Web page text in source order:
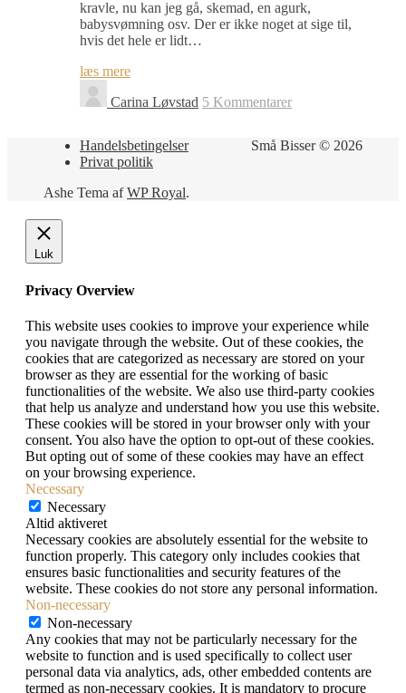
kravle, nu kan jeg gå, skemad, en agurk,
babysvømning osv. Der er ikke noget at sige til,
hvis det hele er lidt…
læs mere
Carina Løvstad 5 Kommentarer
Små Bisser © 2026
Handelsbetingelser
Privat politik
Ashe Tema afWP Royal.
Luk
Privacy Overview
This website uses cookies to improve your experience while
you navigate through the website. Out of these cookies, the
cookies that are categorized as necessary are stored on your
browser as they are essential for the working of basic
functionalities of the website. We also use third-party cookies
that help us analyze and understand how you use this website.
These cookies will be stored in your browser only with your
consent. You also have the option to opt-out of these cookies.
But opting out of some of these cookies may have an effect
on your browsing experience.
Necessary
Necessary
Altid aktiveret
Necessary cookies are absolutely essential for the website to
function properly. This category only includes cookies that
ensures basic functionalities and security features of the
website. These cookies do not store any personal information.
Non-necessary
Non-necessary
Any cookies that may not be particularly necessary for the
website to function and is used specifically to collect user
personal data via analytics, ads, other embedded contents are
termed as non-necessary cookies. It is mandatory to procure